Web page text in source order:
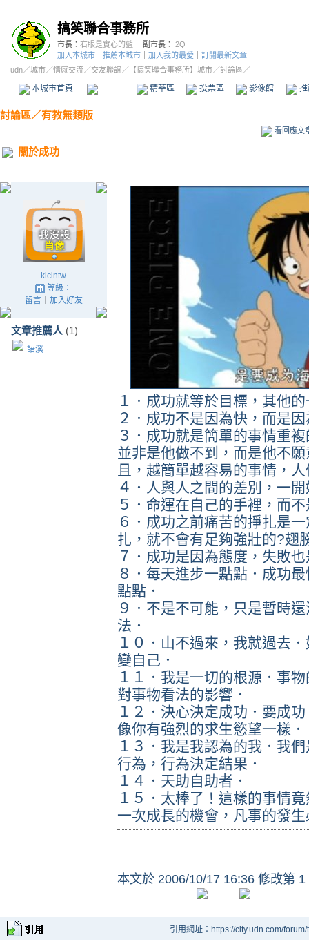
搞笑聯合事務所
市長： 右眼是實心的藍 副市長： 2Q
加入本城市
推薦本城市 加入我的最愛
訂閱最新文章
udn／城市／情感交流／交友聯誼 ／ 【搞笑聯合事務所】城市／討論區／
本城市首頁 精華區 投票區 影像館
討論區／有教無類版
看回應文
關於成功
klcintw
等級：
留言｜ 加入好友
文章推薦人 (1)
語溪
１．成功就等於目標，其他
２．成功不是因為快，而是
３．成功就是簡單的事情重
並非是他做不到，而是他不
且，越簡單越容易的事情，
４．人與人之間的差別，一
５．命運在自己的手裡，而
６．成功之前痛苦的掙扎是
扎，就不會有足夠強壯的?翅
７．成功是因為態度，失敗
８．每天進步一點點．成功
點點．
９．不是不可能，只是暫時
法．
１０．山不過來，我就過去
變自己．
１１．我是一切的根源．事
對事物看法的影響．
１２．決心決定成功．要成
像你有強烈的求生慾望一樣．
１３．我是我認為的我．我
行為，行為決定結果．
１４．天助自助者．
１５．太棒了！這樣的事情
一次成長的機會，凡事的發
本文於 2006/10/17 16:36 修改第 1
引用網址：https://city.udn.com/